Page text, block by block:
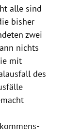
alle sind
bisher
zwei
nichts
mit
des